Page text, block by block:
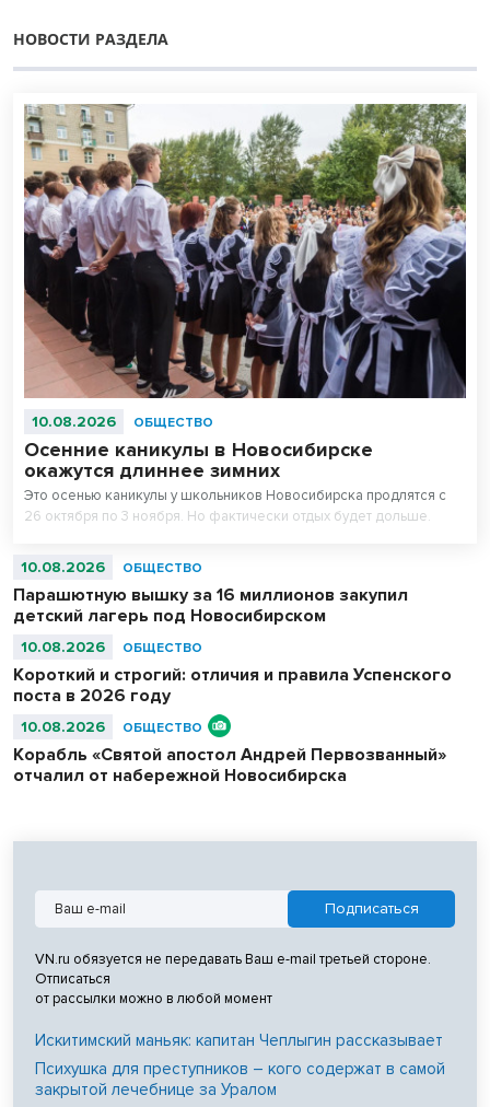
НОВОСТИ РАЗДЕЛА
10.08.2026 ОБЩЕСТВО
Осенние каникулы в Новосибирске
окажутся длиннее зимних
Это осенью каникулы у школьников Новосибирска продлятся с
26 октября по 3 ноября. Но фактически отдых будет дольше.
10.08.2026 ОБЩЕСТВО
Парашютную вышку за 16 миллионов закупил
детский лагерь под Новосибирском
10.08.2026 ОБЩЕСТВО
Короткий и строгий: отличия и правила Успенского
поста в 2026 году
10.08.2026 ОБЩЕСТВО
Корабль «Святой апостол Андрей Первозванный»
отчалил от набережной Новосибирска
VN.ru обязуется не передавать Ваш e-mail третьей стороне.
Отписаться
от рассылки можно в любой момент
Искитимский маньяк: капитан Чеплыгин рассказывает
Психушка для преступников – кого содержат в самой
закрытой лечебнице за Уралом